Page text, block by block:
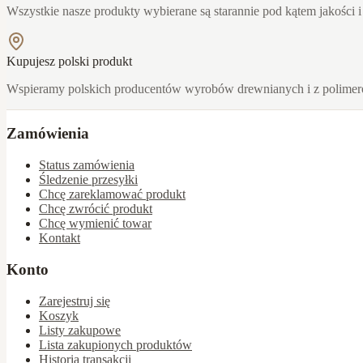
Wszystkie nasze produkty wybierane są starannie pod kątem jakości
Kupujesz polski produkt
Wspieramy polskich producentów wyrobów drewnianych i z
Zamówienia
Status zamówienia
Śledzenie przesyłki
Chcę zareklamować produkt
Chcę zwrócić produkt
Chcę wymienić towar
Kontakt
Konto
Zarejestruj się
Koszyk
Listy zakupowe
Lista zakupionych produktów
Historia transakcji